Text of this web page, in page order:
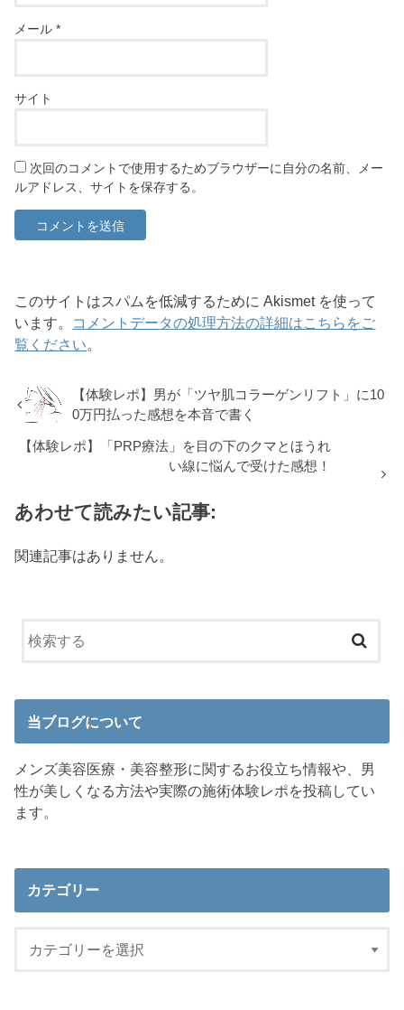
メール*
サイト
次回のコメントで使用するためブラウザーに自分の名前、メー
ルアドレス、サイトを保存する。
このサイトはスパムを低減するために Akismet を使って
います。 コメントデータの処理方法の詳細はこちらをご
覧ください。
【体験レポ】男が「ツヤ肌コラーゲンリフト」に10
0万円払った感想を本音で書く
【体験レポ】「PRP療法」を目の下のクマとほうれ
い線に悩んで受けた感想！
あわせて読みたい記事:
関連記事はありません。
当ブログについて
メンズ美容医療・美容整形に関するお役立ち情報や、男
性が美しくなる方法や実際の施術体験レポを投稿してい
ます。
カテゴリー